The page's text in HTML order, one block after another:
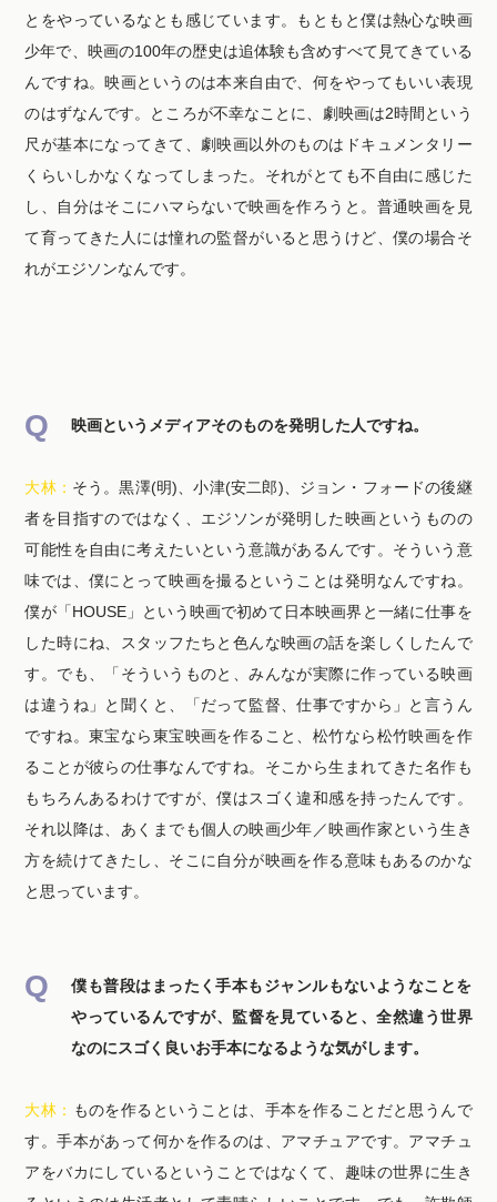
とをやっているなとも感じています。もともと僕は熱心な映画
少年で、映画の100年の歴史は追体験も含めすべて見てきている
んですね。映画というのは本来自由で、何をやってもいい表現
のはずなんです。ところが不幸なことに、劇映画は2時間という
尺が基本になってきて、劇映画以外のものはドキュメンタリー
くらいしかなくなってしまった。それがとても不自由に感じた
し、自分はそこにハマらないで映画を作ろうと。普通映画を見
て育ってきた人には憧れの監督がいると思うけど、僕の場合そ
れがエジソンなんです。
映画というメディアそのものを発明した人ですね。
大林： そう。黒澤(明)、小津(安二郎)、ジョン・フォードの後継
者を目指すのではなく、エジソンが発明した映画というものの
可能性を自由に考えたいという意識があるんです。そういう意
味では、僕にとって映画を撮るということは発明なんですね。
僕が「HOUSE」という映画で初めて日本映画界と一緒に仕事を
した時にね、スタッフたちと色んな映画の話を楽しくしたんで
す。でも、「そういうものと、みんなが実際に作っている映画
は違うね」と聞くと、「だって監督、仕事ですから」と言うん
ですね。東宝なら東宝映画を作ること、松竹なら松竹映画を作
ることが彼らの仕事なんですね。そこから生まれてきた名作も
もちろんあるわけですが、僕はスゴく違和感を持ったんです。
それ以降は、あくまでも個人の映画少年／映画作家という生き
方を続けてきたし、そこに自分が映画を作る意味もあるのかな
と思っています。
僕も普段はまったく手本もジャンルもないようなことを
やっているんですが、監督を見ていると、全然違う世界
なのにスゴく良いお手本になるような気がします。
大林： ものを作るということは、手本を作ることだと思うんで
す。手本があって何かを作るのは、アマチュアです。アマチュ
アをバカにしているということではなくて、趣味の世界に生き